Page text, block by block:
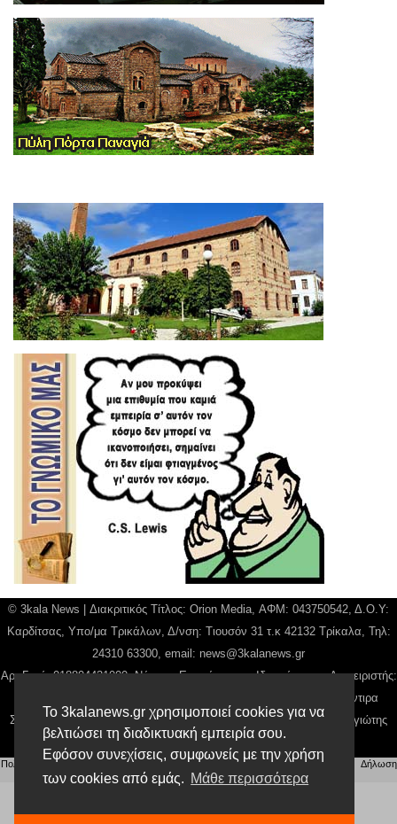
Το 3kalanews.gr χρησιμοποιεί cookies για να
βελτιώσει τη διαδικτυακή εμπειρία σου.
Εφόσον συνεχίσεις, συμφωνείς με την χρήση
των cookies από εμάς. Μάθε περισσότερα
© 3kala News | Διακριτικός Τίτλος: Orion Media, ΑΦΜ: 043750542, Δ.Ο.Υ:
Καρδίτσας, Υπο/μα Τρικάλων, Δ/νση: Τιουσόν 31 τ.κ 42132 Τρίκαλα, Τηλ:
24310 63300, email: news@3kalanews.gr
Αρ. Γεμή: 018804431000, Νόμιμος Εκπρόσωπος, Ιδιοκτήτης και Διαχειριστής:
Παναγιώτης Φιλίππου, Διευθύντρια: Γιαννουσά Βασιλική, Διευθύντιρα
Σύνταξης: Μπαλαμπάνη Βασιλική. Δικαιούχος domain name Παναγιώτης
Φιλίππου
Πολιτική απορρήτου Αίτηση Διαχείρισης Προσωπικών Δεδομένων |Όροι χρήσης
Δήλωση
Συμμόρφωσης